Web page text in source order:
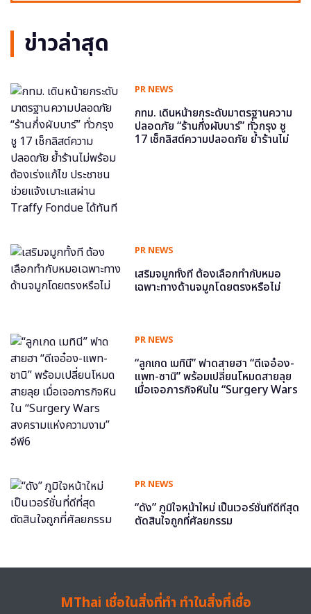
ข่าวล่าสุด
PR NEWS
กทม. เดินหน้ายกระดับมาตรฐานความ
ปลอดภัย “ร้านกึ่งผับบาร์” ทั่วกรุง ชู
17 เช็กลิสต์ความปลอดภัย ย้ำร้านไม่
PR NEWS
เสริมจมูกทั้งที ต้องเลือกทำกับหมอ
เฉพาะทางด้านจมูกโดยตรงหรือไม่
PR NEWS
“ลูกเกด เมทินี” ฟาดสายฮา “ดีเจอ๋อง-
แพท-ซานิ” พร้อมเปลี่ยนโหมดสายลุย
เมื่อเจอภารกิจหินใน “Surgery Wars
PR NEWS
“ดัง” ภูมิใจหน้าใหม่ เป็นเวอร์ชั่นที่ดีที่สุด
ตัดสินใจถูกที่ศัลยกรรม
MThai เชื่อในสิ่งที่ทำ ทำในสิ่งที่เชื่อ